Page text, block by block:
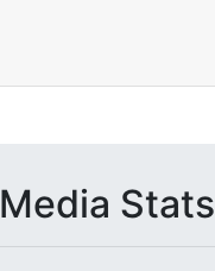
Media Stats